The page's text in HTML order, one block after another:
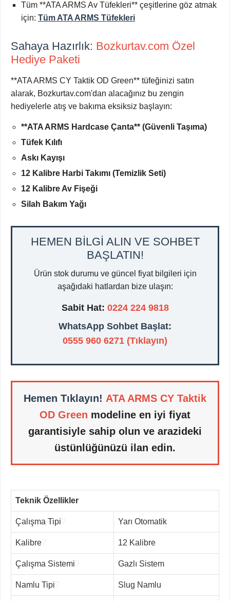
Tüm **ATA ARMS Av Tüfekleri** çeşitlerine göz atmak
için: Tüm ATA ARMS Tüfekleri
Sahaya Hazırlık: Bozkurtav.com Özel
Hediye Paketi
**ATA ARMS CY Taktik OD Green** tüfeğinizi satın
alarak, Bozkurtav.com'dan alacağınız bu zengin
hediyelerle atış ve bakıma eksiksiz başlayın:
**ATA ARMS Hardcase Çanta** (Güvenli Taşıma)
Tüfek Kılıfı
Askı Kayışı
12 Kalibre Harbi Takımı (Temizlik Seti)
12 Kalibre Av Fişeği
Silah Bakım Yağı
HEMEN BİLGİ ALIN VE SOHBET
BAŞLATIN!
Ürün stok durumu ve güncel fiyat bilgileri için
aşağıdaki hatlardan bize ulaşın:
Sabit Hat: 0224 224 9818
WhatsApp Sohbet Başlat:
0555 960 6271 (Tıklayın)
Hemen Tıklayın! ATA ARMS CY Taktik
OD Green modeline en iyi fiyat
garantisiyle sahip olun ve arazideki
üstünlüğünüzü ilan edin.
Teknik Özellikler
Çalışma Tipi Yarı Otomatik
Kalibre 12 Kalibre
Çalışma Sistemi Gazlı Sistem
Namlu Tipi Slug Namlu